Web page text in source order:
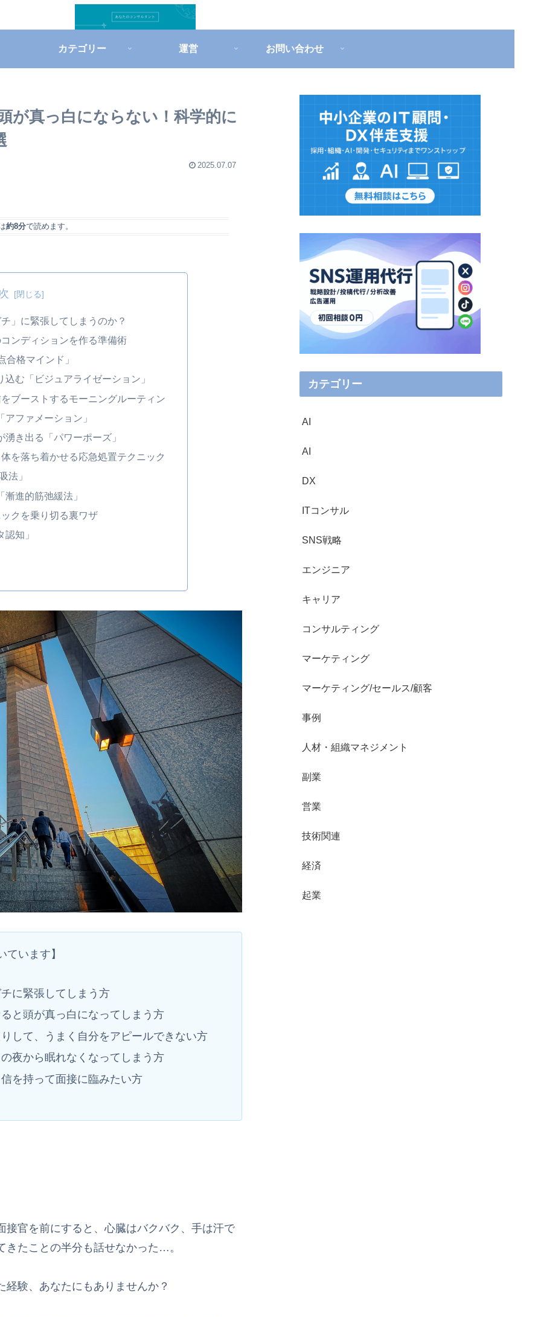
カテゴリー 運営 お問い合わせ
が真っ白にならない！科学的に
2025.07.07
約8分で読めます。
」に緊張してしまうのか？
ンディションを作る準備術
格マインド」
む「ビジュアライゼーション」
ブーストするモーニングルーティン
ファメーション」
き出る「パワーポーズ」
を落ち着かせる応急処置テクニック
法」
進的筋弛緩法」
クを乗り切る裏ワザ
知」
います】
に緊張してしまう方
と頭が真っ白になってしまう方
して、うまく自分をアピールできない方
夜から眠れなくなってしまう方
を持って面接に臨みたい方
官を前にすると、心臓はバクバク、手は汗で
たことの半分も話せなかった…。
験、あなたにもありませんか？
カテゴリー
AI
AI
DX
ITコンサル
SNS戦略
エンジニア
キャリア
コンサルティング
マーケティング
マーケティング/セールス/顧客
事例
人材・組織マネジメント
副業
営業
技術関連
経済
起業